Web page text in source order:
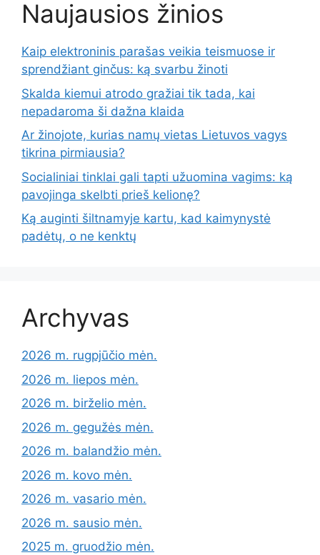
Naujausios žinios
Kaip elektroninis parašas veikia teismuose ir
sprendžiant ginčus: ką svarbu žinoti
Skalda kiemui atrodo gražiai tik tada, kai
nepadaroma ši dažna klaida
Ar žinojote, kurias namų vietas Lietuvos vagys
tikrina pirmiausia?
Socialiniai tinklai gali tapti užuomina vagims: ką
pavojinga skelbti prieš kelionę?
Ką auginti šiltnamyje kartu, kad kaimynystė
padėtų, o ne kenktų
Archyvas
2026 m. rugpjūčio mėn.
2026 m. liepos mėn.
2026 m. birželio mėn.
2026 m. gegužės mėn.
2026 m. balandžio mėn.
2026 m. kovo mėn.
2026 m. vasario mėn.
2026 m. sausio mėn.
2025 m. gruodžio mėn.